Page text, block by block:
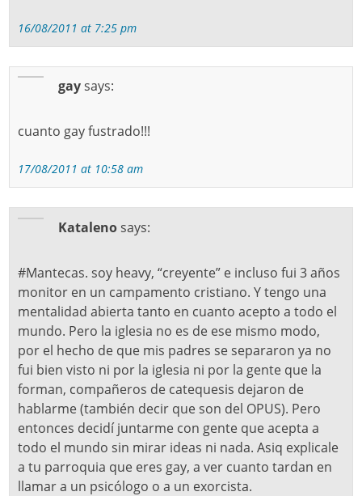
16/08/2011 at 7:25 pm
gaysays:
cuanto gay fustrado!!!
17/08/2011 at 10:58 am
Kataleno says:
#Mantecas. soy heavy, “creyente” e incluso fui 3 años
monitor en un campamento cristiano. Y tengo una
mentalidad abierta tanto en cuanto acepto a todo el
mundo. Pero la iglesia no es de ese mismo modo,
por el hecho de que mis padres se separaron ya no
fui bien visto ni por la iglesia ni por la gente que la
forman, compañeros de catequesis dejaron de
hablarme (también decir que son del OPUS). Pero
entonces decidí juntarme con gente que acepta a
todo el mundo sin mirar ideas ni nada. Asiq explicale
a tu parroquia que eres gay, a ver cuanto tardan en
llamar a un psicólogo o a un exorcista.